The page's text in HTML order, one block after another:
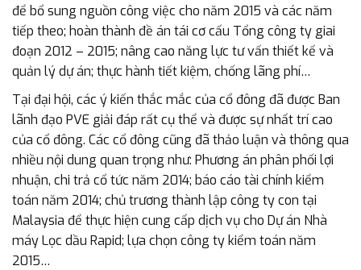
để bổ sung nguồn công việc cho năm 2015 và các năm
tiếp theo; hoàn thành đề án tái cơ cấu Tổng công ty giai
đoạn 2012 – 2015; nâng cao năng lực tư vấn thiết kế và
quản lý dự án; thực hành tiết kiệm, chống lãng phí…
Tại đại hội, các ý kiến thắc mắc của cổ đông đã được Ban
lãnh đạo PVE giải đáp rất cụ thể và được sự nhất trí cao
của cổ đông. Các cổ đông cũng đã thảo luận và thông qua
nhiều nội dung quan trọng như: Phương án phân phối lợi
nhuận, chi trả cổ tức năm 2014; báo cáo tài chính kiểm
toán năm 2014; chủ trương thành lập công ty con tại
Malaysia để thực hiện cung cấp dịch vụ cho Dự án Nhà
máy Lọc dầu Rapid; lựa chọn công ty kiểm toán năm
2015…